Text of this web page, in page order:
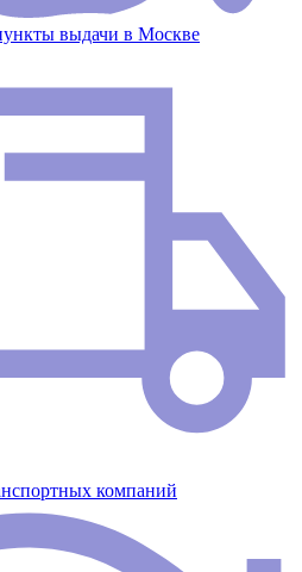
выдачи в Москве
компаний